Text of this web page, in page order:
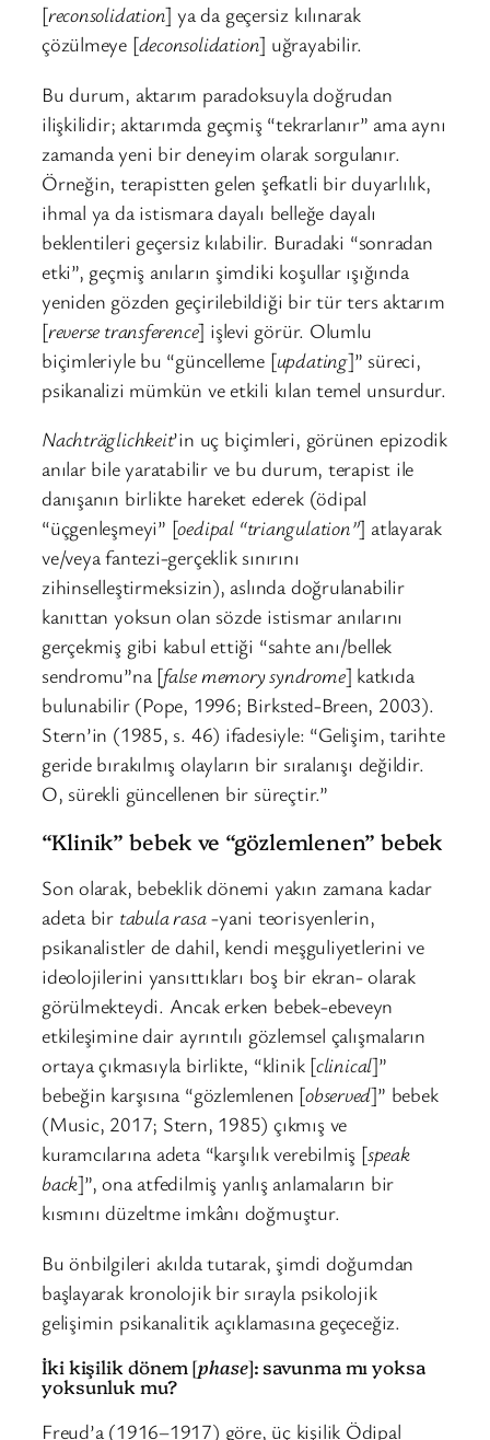
[reconsolidation] ya da geçersiz kılınarak
çözülmeye [deconsolidation] uğrayabilir.
Bu durum, aktarım paradoksuyla doğrudan
ilişkilidir; aktarımda geçmiş “tekrarlanır” ama aynı
zamanda yeni bir deneyim olarak sorgulanır.
Örneğin, terapistten gelen şefkatli bir duyarlılık,
ihmal ya da istismara dayalı belleğe dayalı
beklentileri geçersiz kılabilir. Buradaki “sonradan
etki”, geçmiş anıların şimdiki koşullar ışığında
yeniden gözden geçirilebildiği bir tür ters aktarım
[reverse transference] işlevi görür. Olumlu
biçimleriyle bu “güncelleme [updating]” süreci,
psikanalizi mümkün ve etkili kılan temel unsurdur.
Nachträglichkeit’in uç biçimleri, görünen epizodik
anılar bile yaratabilir ve bu durum, terapist ile
danışanın birlikte hareket ederek (ödipal
“üçgenleşmeyi” [oedipal “triangulation”] atlayarak
ve/veya fantezi-gerçeklik sınırını
zihinselleştirmeksizin), aslında doğrulanabilir
kanıttan yoksun olan sözde istismar anılarını
gerçekmiş gibi kabul ettiği “sahte anı/bellek
sendromu”na [false memory syndrome] katkıda
bulunabilir (Pope, 1996; Birksted-Breen, 2003).
Stern’in (1985, s. 46) ifadesiyle: “Gelişim, tarihte
geride bırakılmış olayların bir sıralanışı değildir.
O, sürekli güncellenen bir süreçtir.”
“Klinik” bebek ve “gözlemlenen” bebek
Son olarak, bebeklik dönemi yakın zamana kadar
adeta bir tabula rasa-yani teorisyenlerin,
psikanalistler de dahil, kendi meşguliyetlerini ve
ideolojilerini yansıttıkları boş bir ekran- olarak
görülmekteydi. Ancak erken bebek-ebeveyn
etkileşimine dair ayrıntılı gözlemsel çalışmaların
ortaya çıkmasıyla birlikte, “klinik [clinical]”
bebeğin karşısına “gözlemlenen [observed]” bebek
(Music, 2017; Stern, 1985) çıkmış ve
kuramcılarına adeta “karşılık verebilmiş [speak
back]”, ona atfedilmiş yanlış anlamaların bir
kısmını düzeltme imkânı doğmuştur.
Bu önbilgileri akılda tutarak, şimdi doğumdan
başlayarak kronolojik bir sırayla psikolojik
gelişimin psikanalitik açıklamasına geçeceğiz.
İki kişilik dönem [phase]: savunma mı yoksa
yoksunluk mu?
Freud’a (1916–1917) göre, üç kişilik Ödipal